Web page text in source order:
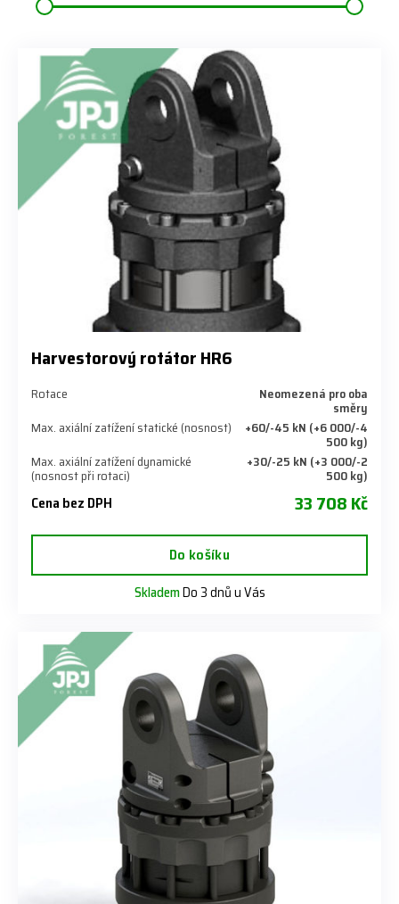
Harvestorový rotátor HR6
Rotace Neomezená pro oba
směry
Max. axiální zatížení statické (nosnost)
+60/-45 kN (+6 000/-4
500 kg)
Max. axiální zatížení dynamické
(nosnost při rotaci)
+30/-25 kN (+3 000/-2
500 kg)
Cena bez DPH 33 708 Kč
Do košíku
SklademDo 3 dnů u Vás